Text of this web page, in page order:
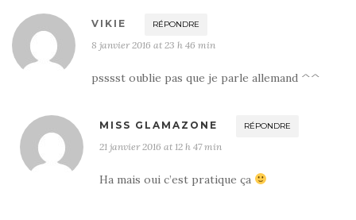
VIKIE RÉPONDRE
8 janvier 2016 at 23 h 46 min
psssst oublie pas que je parle allemand ^^
MISS GLAMAZONE RÉPONDRE
21 janvier 2016 at 12 h 47 min
Ha mais oui c’est pratique ça